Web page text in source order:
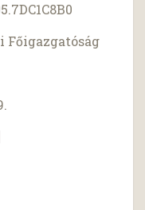
Főigazgatóság